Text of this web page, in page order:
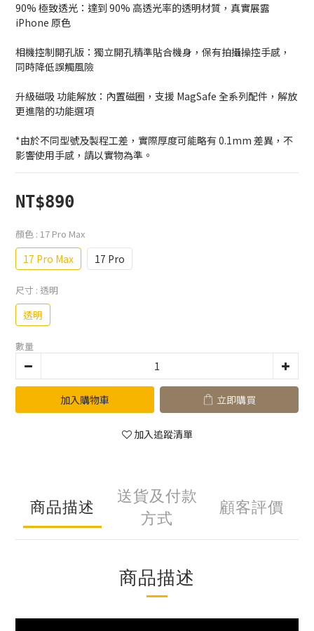
90% 極致透光：達到 90% 高透光率的透明材質，真實展露
iPhone 原色
相機控制開孔版：獨立開孔精準貼合機身，保有拍攝操控手感，
同時降低誤觸風險
升級磁吸 功能解放：內置磁圈，支援 MagSafe 全系列配件，解放
更進階的功能選項
*由於不同型號及製程工差，實際厚度可能略有 0.1mm 差異，不
影響使用手感，請以實物為準。
NT$890
顏色 : 17 Pro Max
17 Pro Max 17 Pro
尺寸 : 透明
透明
數量
加入購物車 立即購買
加入追蹤清單
商品描述
送貨及付款
方式
顧客評價
商品描述